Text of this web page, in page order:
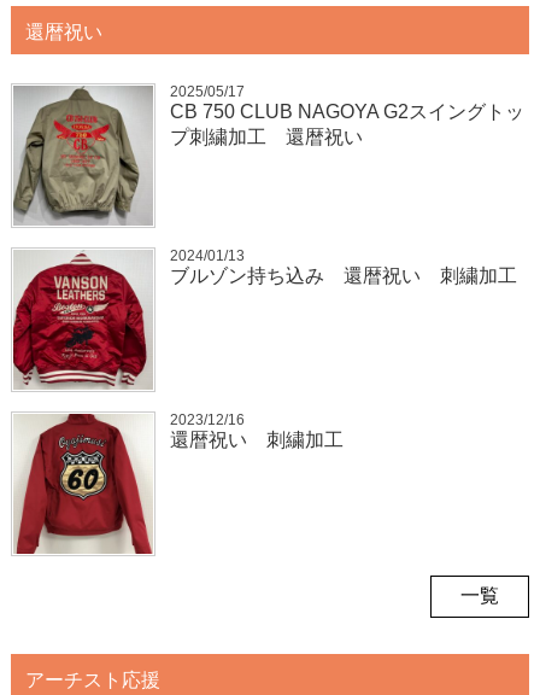
還暦祝い
2025/05/17
CB 750 CLUB NAGOYA G2スイングトッ
プ刺繍加工 還暦祝い
2024/01/13
ブルゾン持ち込み 還暦祝い 刺繍加工
2023/12/16
還暦祝い 刺繍加工
一覧
アーチスト応援